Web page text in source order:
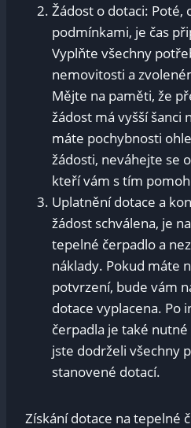
Žádost o dotaci: Poté,
podmínkami, je čas
Vyplňte všechny
nemovitosti a
Mějte na paměti, že
žádost má vyšší šanci
máte pochybnosti
žádosti, neváhejte se
kteří vám s tím
Uplatnění dotace a
žádost schválena, je
tepelné čerpadlo a
náklady. Pokud máte
potvrzení, bude vám
dotace vyplacena. Po
čerpadla je také
jste dodrželi všechny
stanovené dotací.
Získání dotace na tepelné